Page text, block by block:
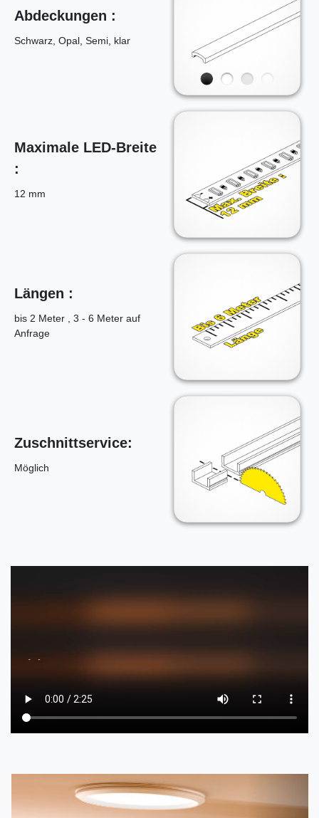
Abdeckungen :
Schwarz, Opal, Semi, klar
Maximale LED-Breite
:
12 mm
Längen :
bis 2 Meter , 3 - 6 Meter auf
Anfrage
Zuschnittservice:
Möglich